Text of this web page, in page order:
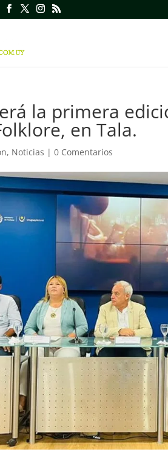
la primera
en Tala.
, Noticias |0 Comentarios